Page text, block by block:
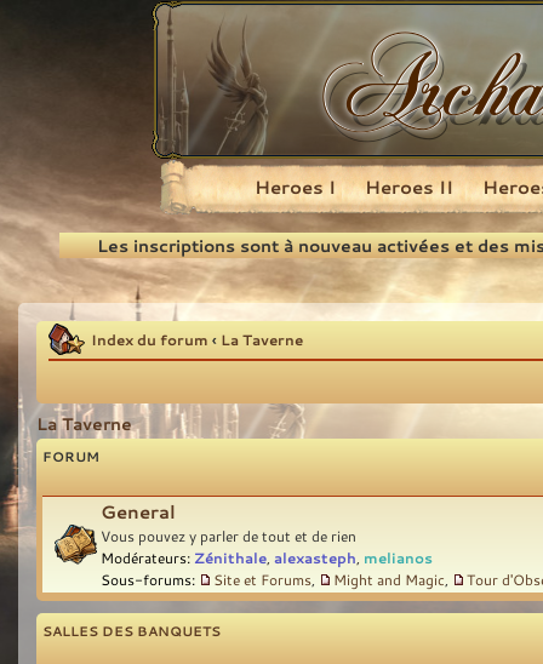
Recherche
Heroes I Heroes II
Les inscriptions sont à nouveau activées et des
Index du forum ‹ La Taverne
La Taverne
FORUM
General
Vous pouvez y parler de tout et de rien
Modérateurs: Zénithale alexasteph melianos
Sous-forums:
Site et Forums Might and Magic Tour
SALLES DES BANQUETS